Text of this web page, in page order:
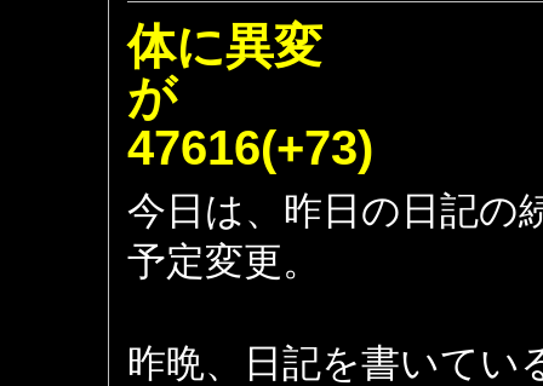
体に異変
47616(+73)
今日は、昨日の日記の
予定変更。
昨晩、日記を書いてい